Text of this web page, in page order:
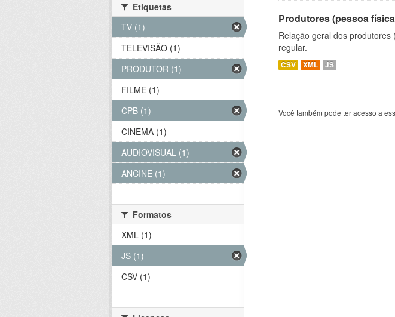
Produtores (pessoa
Relação geral dos
regular.
CSV XML JS
Você também pode ter acesso a
Etiquetas
TV (1)
TELEVISÃO (1)
PRODUTOR (1)
FILME (1)
CPB (1)
CINEMA (1)
AUDIOVISUAL (1)
ANCINE (1)
Formatos
XML (1)
JS (1)
CSV (1)